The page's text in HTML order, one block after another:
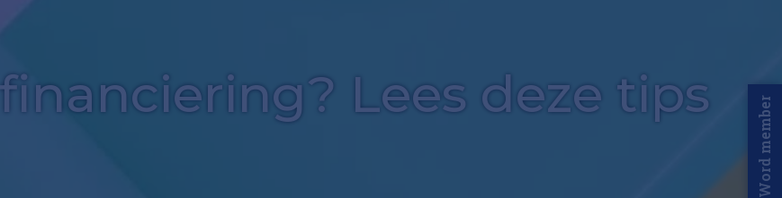
Lees deze tips
Word member